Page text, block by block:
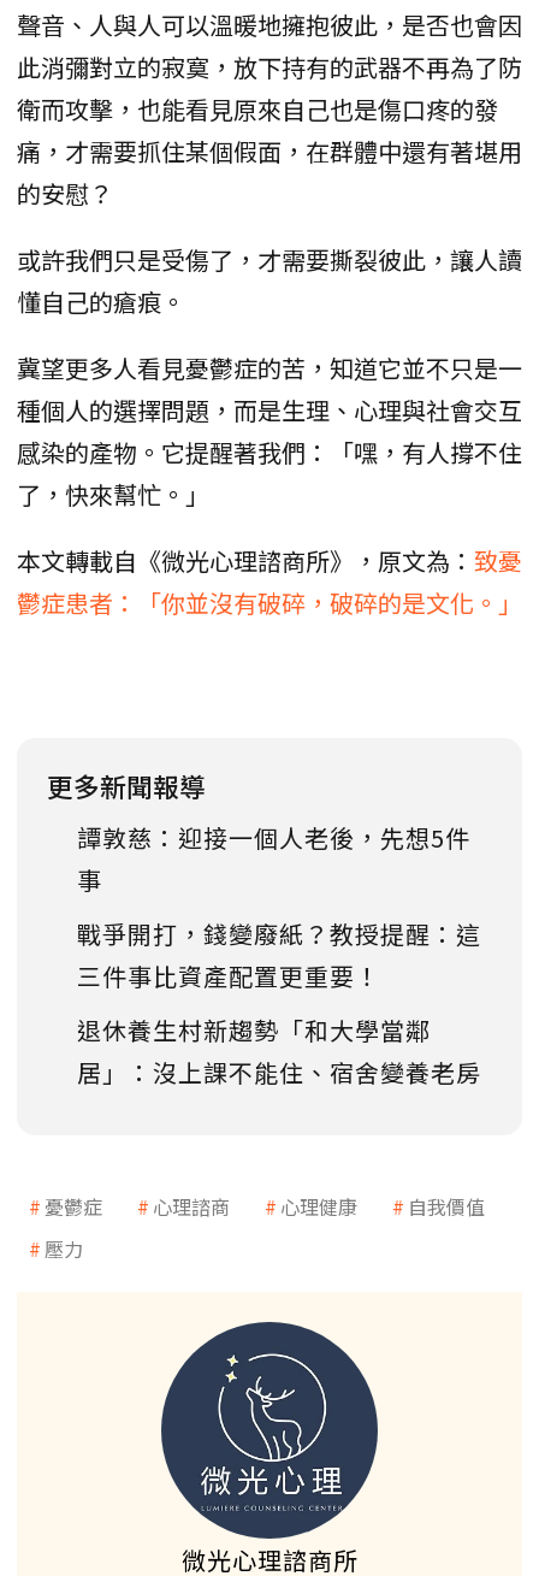
聲音、人與人可以溫暖地擁抱彼此，是否也會因
此消彌對立的寂寞，放下持有的武器不再為了防
衛而攻擊，也能看見原來自己也是傷口疼的發
痛，才需要抓住某個假面，在群體中還有著堪用
的安慰？
或許我們只是受傷了，才需要撕裂彼此，讓人讀
懂自己的瘡痕。
冀望更多人看見憂鬱症的苦，知道它並不只是一
種個人的選擇問題，而是生理、心理與社會交互
感染的產物。它提醒著我們：「嘿，有人撐不住
了，快來幫忙。」
本文轉載自《微光心理諮商所》，原文為： 致憂
鬱症患者：「你並沒有破碎，破碎的是文化。」
更多新聞報導
譚敦慈：迎接一個人老後，先想5件
事
戰爭開打，錢變廢紙？教授提醒：這
三件事比資產配置更重要！
退休養生村新趨勢「和大學當鄰
居」：沒上課不能住、宿舍變養老房
憂鬱症 心理諮商 心理健康
自我價值
壓力
微光心理諮商所